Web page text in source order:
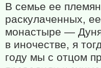
В семье ее
раскулаченных,
монастыре — Дуня
в иночестве, я
году мы с отцом